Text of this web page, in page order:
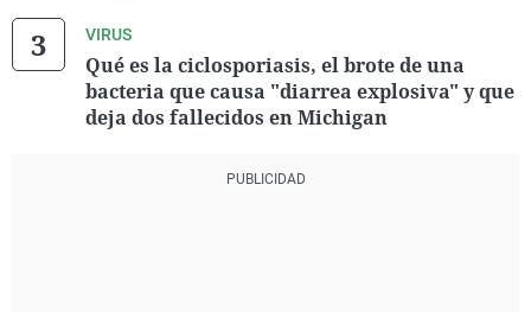
VIRUS
Qué es la ciclosporiasis, el brote de una
bacteria que causa "diarrea explosiva" y que
deja dos fallecidos en Michigan